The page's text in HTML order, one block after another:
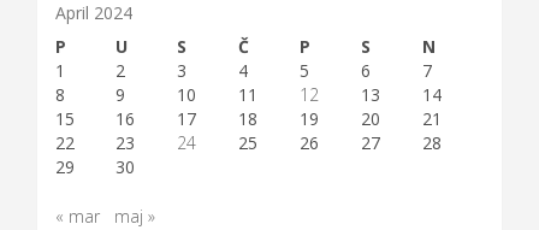
April 2024
P
U S Č P S
N
1
2 3 4 5 6
7
8
9 10 11 12 13
14
15
16 17 18 19 20
21
22
23 24 25 26 27
28
29
30
« mar maj »